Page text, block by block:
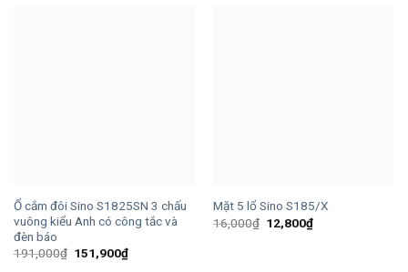
Ổ cắm đôi Sino S1825SN 3 chấu
vuông kiểu Anh có công tắc và
đèn báo
191,000₫ Giá
151,900₫Giá
hiện
Mặt 5 lổ Sino S185/X
16,000₫ Giá
gốc
12,800₫Giá
hiện